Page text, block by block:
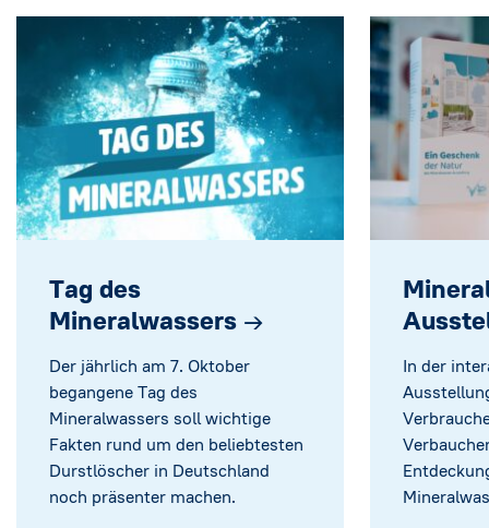
Tag des
Mineralwassers →
Der jährlich am 7. Oktober
begangene Tag des
Mineralwassers soll wichtige
Fakten rund um den beliebtesten
Durstlöscher in Deutschland
noch präsenter machen.
In der